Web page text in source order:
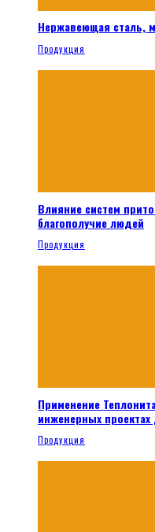
Нержавеющая сталь,
Продукция
Влияние систем
благополучие людей
Продукция
Применение
инженерных
Продукция